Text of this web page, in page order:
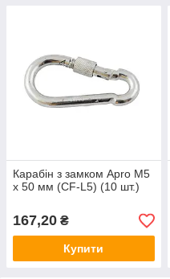
Карабін з замком Apro M5
х 50 мм (CF-L5) (10 шт.)
167,20 ₴
Купити